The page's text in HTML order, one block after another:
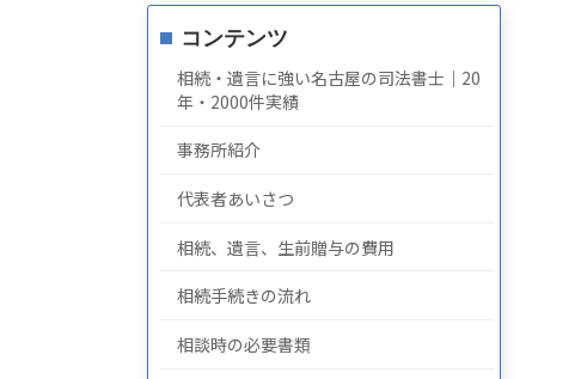
コンテンツ
相続・遺言に強い名古屋の司法書士｜20
年・2000件実績
事務所紹介
代表者あいさつ
相続、遺言、生前贈与の費用
相続手続きの流れ
相談時の必要書類